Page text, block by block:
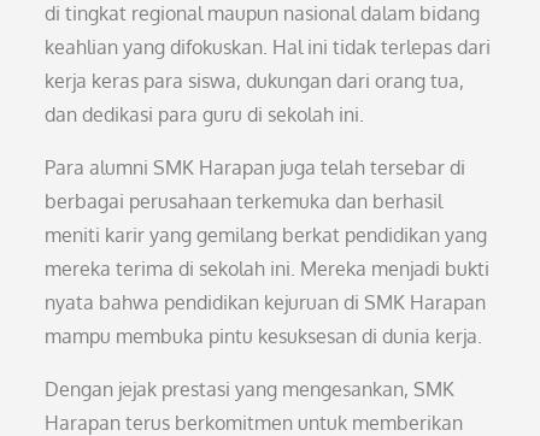
di tingkat regional maupun nasional dalam bidang
keahlian yang difokuskan. Hal ini tidak terlepas dari
kerja keras para siswa, dukungan dari orang tua,
dan dedikasi para guru di sekolah ini.
Para alumni SMK Harapan juga telah tersebar di
berbagai perusahaan terkemuka dan berhasil
meniti karir yang gemilang berkat pendidikan yang
mereka terima di sekolah ini. Mereka menjadi bukti
nyata bahwa pendidikan kejuruan di SMK Harapan
mampu membuka pintu kesuksesan di dunia kerja.
Dengan jejak prestasi yang mengesankan, SMK
Harapan terus berkomitmen untuk memberikan